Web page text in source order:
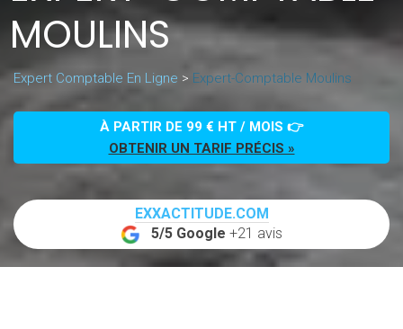
MOULINS
Expert Comptable En Ligne > Expert-Comptable Moulins
À PARTIR DE 99 € HT / MOIS 👉
OBTENIR UN TARIF PRÉCIS »
EXXACTITUDE.COM
5/5 Google +21 avis